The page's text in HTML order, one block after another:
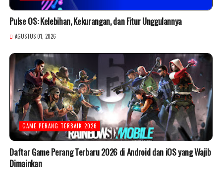
Pulse OS: Kelebihan, Kekurangan, dan Fitur Unggulannya
AGUSTUS 01, 2026
GAME PERANG TERBAIK 2026
Daftar Game Perang Terbaru 2026 di Android dan iOS yang Wajib
Dimainkan